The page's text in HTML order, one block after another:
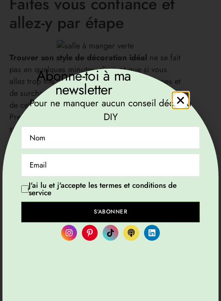
allez-y par étape
Trouver son style de décoration idéal ne se fait
pas en quelques minutes, d’autant que si vous
allez trop vite, vous risquez de brûler les étapes et
de surcharger votre décoration. J’ai déjà souffert
de cette précipitation, je sais de quoi je parle.
Prenez votre temps, procédez par étape et
surtout, faites-vous confiance ! Vous êtes la seule
personne capable de
décorationqui vous va le mieux, celui qui va
faire en sorte que vous vous sentiez bien chez
vous.
Retrouvez toute les photographies contenues dans cet article,
ainsi que leurs sources surmon compte Pinterest.
Viviane Georget
March 15, 2021 Foued
Abonne-toi à ma
newsletter
Pour ne manquer aucun conseil déco ou
DIY
J'ai lu et j'accepte les termes et conditions de
service
S’ABONNER